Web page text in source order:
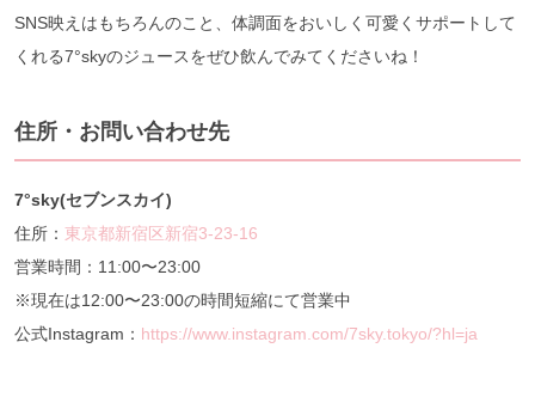
SNS映えはもちろんのこと、体調面をおいしく可愛くサポートして
くれる7°skyのジュースをぜひ飲んでみてくださいね！
住所・お問い合わせ先
7°sky(セブンスカイ)
住所： 東京都新宿区新宿3-23-16
営業時間：11:00〜23:00
※現在は12:00〜23:00の時間短縮にて営業中
公式Instagram： https://www.instagram.com/7sky.tokyo/?hl=ja